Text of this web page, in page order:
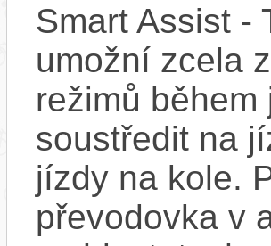
Smart Assist -
umožní zcela
režimů
soustředit na
jízdy na kole.
převodovka v